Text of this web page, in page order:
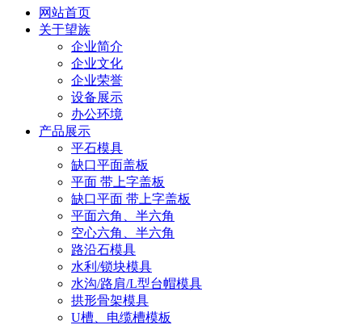
网站首页
关于望族
企业简介
企业文化
企业荣誉
设备展示
办公环境
产品展示
平石模具
缺口平面盖板
平面 带上字盖板
缺口平面 带上字盖板
平面六角、半六角
空心六角、半六角
路沿石模具
水利/锁块模具
水沟/路肩/L型台帽模具
拱形骨架模具
U槽、电缆槽模板